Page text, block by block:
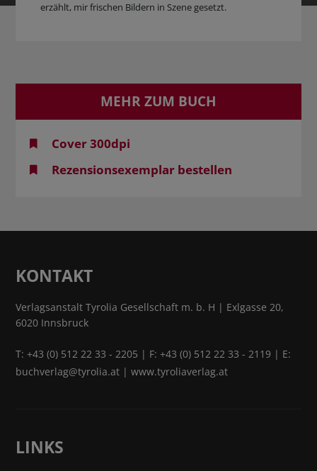
erzählt, mir frischen Bildern in Szene gesetzt.
MEHR ZUM BUCH
Cover 300dpi
Rezensionsexemplar bestellen
KONTAKT
Verlagsanstalt Tyrolia Gesellschaft m. b. H | Exlgasse 20,
6020 Innsbruck
T:+43 (0) 512 22 33 - 2205 | F: +43 (0) 512 22 33 - 2119 | E:
buchverlag@tyrolia.at |www.tyroliaverlag.at
LINKS